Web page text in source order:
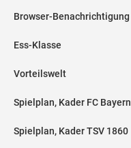
Browser-Benachrichtigung
Ess-Klasse
Vorteilswelt
Spielplan, Kader FC Bayern
Spielplan, Kader TSV 1860